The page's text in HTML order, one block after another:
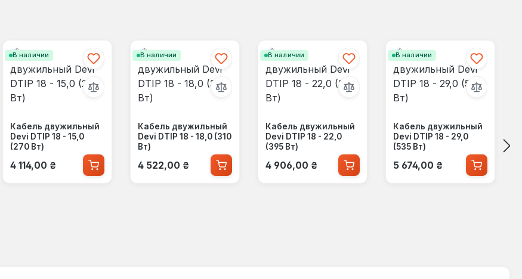
В наличии
Кабель двужильный
Devi DTIP 18 - 15,0
(270 Вт)
Обычная цена:
4 114,00 ₴
В наличии
Кабель двужильный
Devi DTIP 18 - 18,0 (310
Вт)
Обычная цена:
4 522,00 ₴
В наличии
Кабель двужильный
Devi DTIP 18 - 22,0
(395 Вт)
Обычная цена:
4 906,00 ₴
В наличии
Кабель двужильный
Devi DTIP 18 - 29,0
(535 Вт)
Обычная цена:
5 674,00 ₴